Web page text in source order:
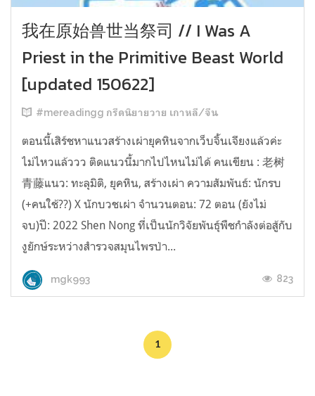
我在原始兽世当祭司 // I Was A
Priest in the Primitive Beast World
[updated 150622]
#mereadingg กรีดนิยายวาย เกาหลี/จีน
ตอนนี้เสิร์ชหาแนวสร้างเผ่ายุคหินจากเว็บจิ้นเจียงแล้วค่ะ
ไม่ไหวแล้ววว ติดแนวนี้มากไปไหนไม่ได้ คนเขียน : 老树
青藤แนว: ทะลุมิติ, ยุคหิน, สร้างเผ่า ความสัมพันธ์: นักรบ
(+คนใช้??) X นักบวชเผ่า จำนวนตอน: 72 ตอน (ยังไม่
จบ)ปี: 2022 Shen Nong ที่เป็นนักวิจัยพันธุ์พืชกำลังต่อสู้กับ
งูยักษ์ระหว่างสำรวจสมุนไพรป่า...
mgk993 823
1